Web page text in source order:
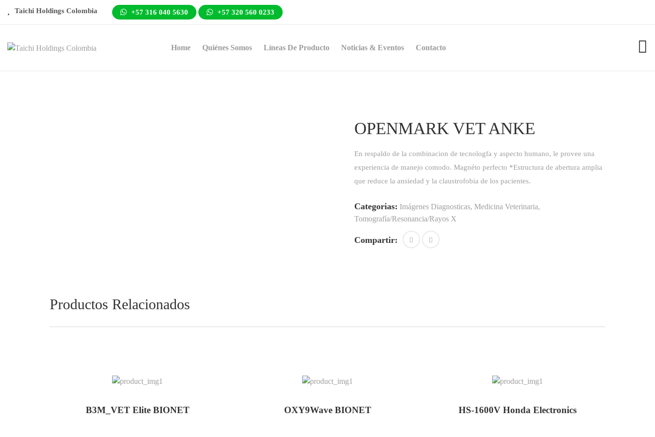
Taichi Holdings Colombia +57 316 040 5630 +57 320 560 0233
Home Quiénes Somos Líneas De Producto Noticias & Eventos Contacto
OPENMARK VET ANKE
En respaldo de la combinacion de tecnologfa y aspecto humano, le provee una
experiencia de manejo comodo. Magnéto perfecto *Estructura de abertura amplia
que reduce la ansiedad y la claustrofobia de los pacientes.
Categorias: Imágenes Diagnosticas, Medicina Veterinaria,
Tomografía/Resonancia/Rayos X
Compartir:
Productos Relacionados
B3M_VET Elite BIONET OXY9Wave BIONET HS-1600V Honda Electronics